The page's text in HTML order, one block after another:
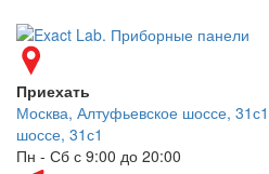
Приехать
Москва, Алтуфьевское шоссе, 31с1
шоссе, 31с1
Пн - Сб с 9:00 до 20:00